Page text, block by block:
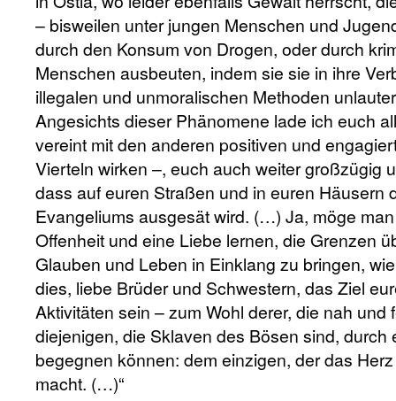
– bisweilen unter jungen Menschen und
durch den Konsum von Drogen, oder durch
Menschen ausbeuten, indem sie sie in ihre
illegalen und unmoralischen Methoden
Angesichts dieser Phänomene lade ich euch
vereint mit den anderen positiven und
Vierteln wirken –, euch auch weiter großzügig
dass auf euren Straßen und in euren Häusern
Evangeliums ausgesät wird. (…) Ja, möge
Offenheit und eine Liebe lernen, die Grenzen
Glauben und Leben in Einklang zu bringen,
dies, liebe Brüder und Schwestern, das Ziel
Aktivitäten sein – zum Wohl derer, die nah und
diejenigen, die Sklaven des Bösen sind, durch
begegnen können: dem einzigen, der das
macht. (…)“